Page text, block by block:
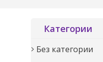
Категории
Без категории